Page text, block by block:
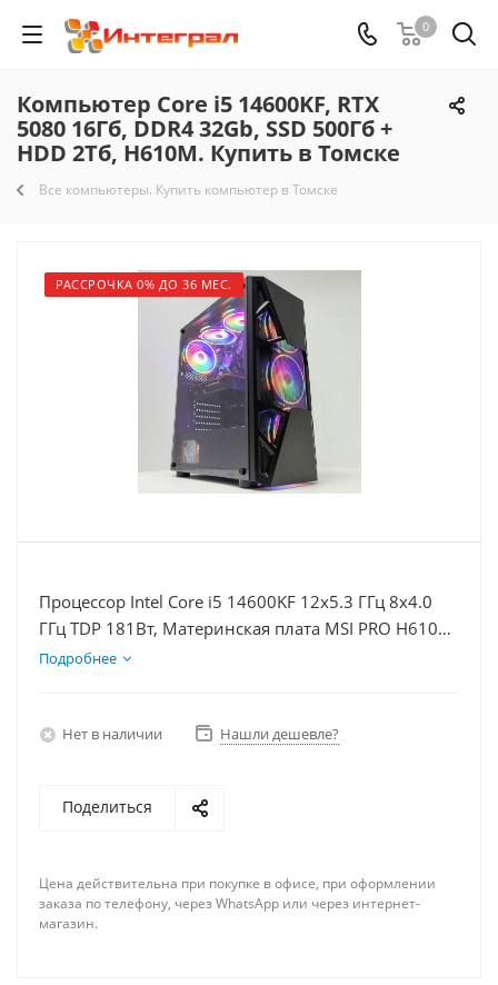
0
Компьютер Core i5 14600KF, RTX
5080 16Гб, DDR4 32Gb, SSD 500Гб +
HDD 2Тб, H610M. Купить в Томске
Все компьютеры. Купить компьютер в Томске
РАССРОЧКА 0% ДО 36 МЕС.
Процессор Intel Core i5 14600KF 12x5.3 ГГц 8x4.0
ГГц TDP 181Вт, Материнская плата MSI PRO H610M-
E, Видеокарта RTX 5080 16Гб, Память DDR4 32Gb,
Подробнее
Нет в наличии Нашли дешевле?
Поделиться
Цена действительна при покупке в офисе, при оформлении
заказа по телефону, через WhatsApp или через интернет-
магазин.